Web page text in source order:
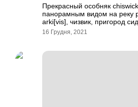
Прекрасный особняк
панорамным видом на реку
arki[vis], чизвик, пригород
16 Грудня, 2021